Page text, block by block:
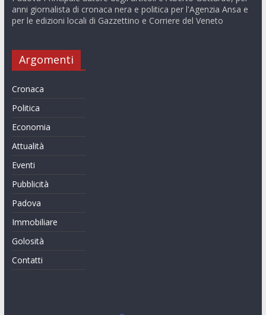
anni giornalista di cronaca nera e politica per l'Agenzia Ansa e
per le edizioni locali di Gazzettino e Corriere del Veneto
Argomenti
Cronaca
Politica
Economia
Attualità
Eventi
Pubblicità
Padova
Immobiliare
Golosità
Contatti